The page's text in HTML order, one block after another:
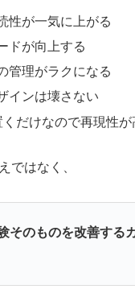
性が一気に上がる
ドが向上する
管理がラクになる
インは壊さない
だけなので再現性が
ではなく、
ものを改善するカ